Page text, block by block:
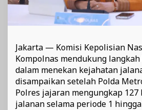
Jakarta — Komisi Kepolisian
Kompolnas mendukung langkah
dalam menekan kejahatan
disampaikan setelah Polda
Polres jajaran mengungkap
jalanan selama periode 1